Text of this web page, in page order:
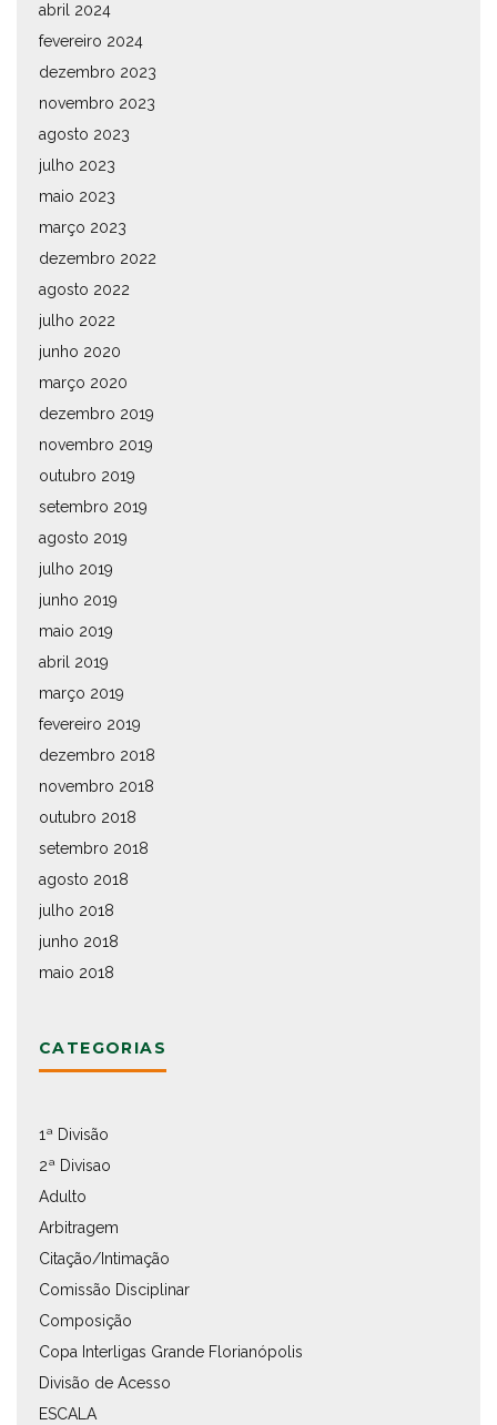
abril 2024
fevereiro 2024
dezembro 2023
novembro 2023
agosto 2023
julho 2023
maio 2023
março 2023
dezembro 2022
agosto 2022
julho 2022
junho 2020
março 2020
dezembro 2019
novembro 2019
outubro 2019
setembro 2019
agosto 2019
julho 2019
junho 2019
maio 2019
abril 2019
março 2019
fevereiro 2019
dezembro 2018
novembro 2018
outubro 2018
setembro 2018
agosto 2018
julho 2018
junho 2018
maio 2018
CATEGORIAS
1ª Divisão
2ª Divisao
Adulto
Arbitragem
Citação/Intimação
Comissão Disciplinar
Composição
Copa Interligas Grande Florianópolis
Divisão de Acesso
ESCALA